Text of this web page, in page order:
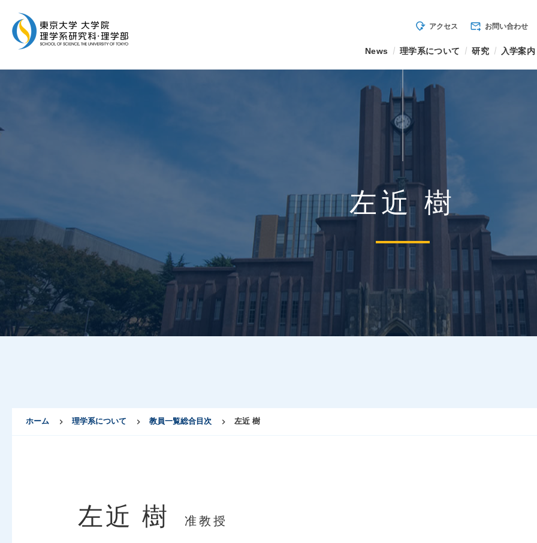
mode_of_travel アクセス forward_to_inbox お問い合わせ
News 理学系について 研究 入学案内
左近 樹
ホーム 理学系について 教員一覧総合目次 左近 樹
左近 樹 准教授